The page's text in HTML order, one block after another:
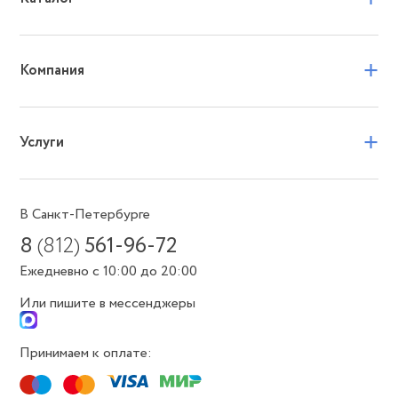
Компания +
Услуги +
В Санкт-Петербурге
8(812) 561-96-72
Ежедневно с 10:00 до 20:00
Или пишите в мессенджеры
Принимаем к оплате: